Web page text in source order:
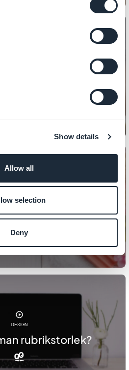
Show details
Allow all
selection
Deny
designen av ett
DESIGN
rubrikstorlek?